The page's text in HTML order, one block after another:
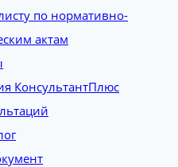
по нормативно-
актам
КонсультантПлюс